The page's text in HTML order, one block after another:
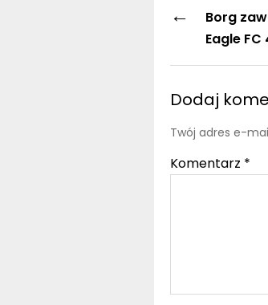
←
Borg
Eagle FC
Dodaj
Twój adres e-
Komentarz *